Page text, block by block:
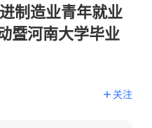
制造业青年就业
暨河南大学毕业
关注